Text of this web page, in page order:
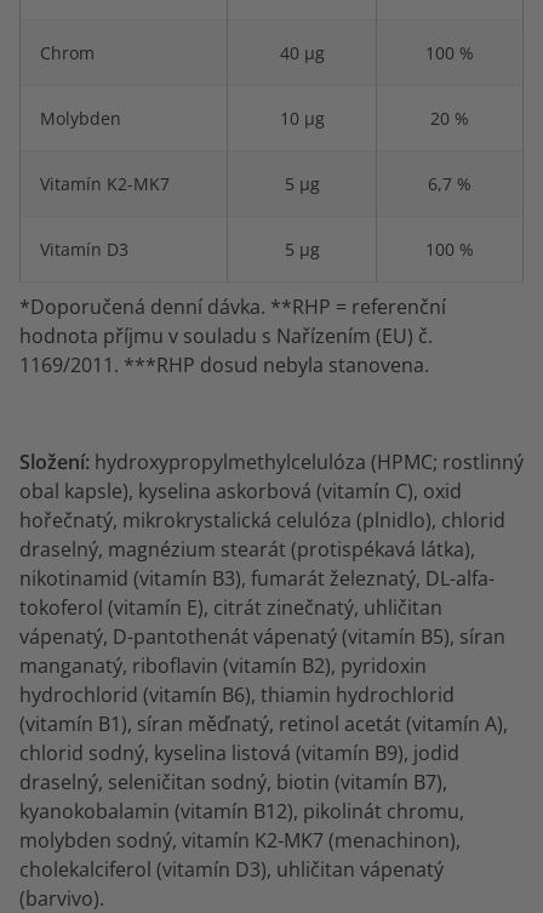
Chrom 40 µg 100 %
Molybden 10 µg 20 %
Vitamín K2-MK7 5 µg 6,7 %
Vitamín D3 5 µg 100 %
*Doporučená denní dávka. **RHP = referenční
hodnota příjmu v souladu s Nařízením (EU) č.
1169/2011. ***RHP dosud nebyla stanovena.
Složení: hydroxypropylmethylcelulóza (HPMC; rostlinný
obal kapsle), kyselina askorbová (vitamín C), oxid
hořečnatý, mikrokrystalická celulóza (plnidlo), chlorid
draselný, magnézium stearát (protispékavá látka),
nikotinamid (vitamín B3), fumarát železnatý, DL-alfa-
tokoferol (vitamín E), citrát zinečnatý, uhličitan
vápenatý, D-pantothenát vápenatý (vitamín B5), síran
manganatý, riboflavin (vitamín B2), pyridoxin
hydrochlorid (vitamín B6), thiamin hydrochlorid
(vitamín B1), síran měďnatý, retinol acetát (vitamín A),
chlorid sodný, kyselina listová (vitamín B9), jodid
draselný, seleničitan sodný, biotin (vitamín B7),
kyanokobalamin (vitamín B12), pikolinát chromu,
molybden sodný, vitamín K2-MK7 (menachinon),
cholekalciferol (vitamín D3), uhličitan vápenatý
(barvivo).